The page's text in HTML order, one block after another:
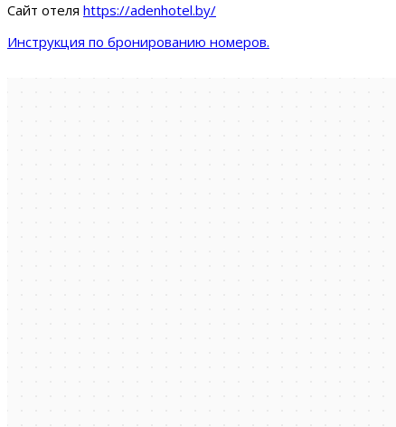
Сайт отеля https://adenhotel.by/
Инструкция по бронированию номеров.